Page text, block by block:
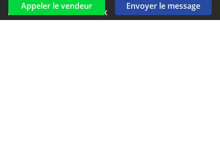
Appeler le vendeur Envoyer le message
Réseaux sociaux et flux